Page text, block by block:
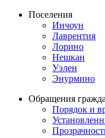
Поселения
Инчоун
Лаврентия
Лорино
Нешкан
Уэлен
Энурмино
Обращения
Порядок и